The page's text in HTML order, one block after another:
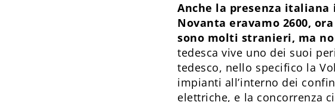
Anche la presenza
Novanta eravamo 2600,
sono molti stranieri, ma
tedesca vive uno dei suoi
tedesco, nello specifico la
impianti all’interno dei
elettriche, e la concorrenza